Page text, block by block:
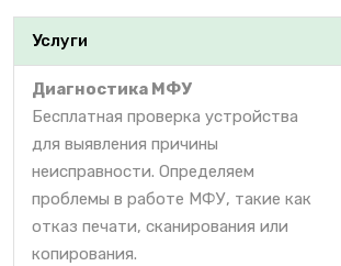
Услуги
Диагностика МФУ
Бесплатная проверка устройства
для выявления причины
неисправности. Определяем
проблемы в работе МФУ, такие как
отказ печати, сканирования или
копирования.